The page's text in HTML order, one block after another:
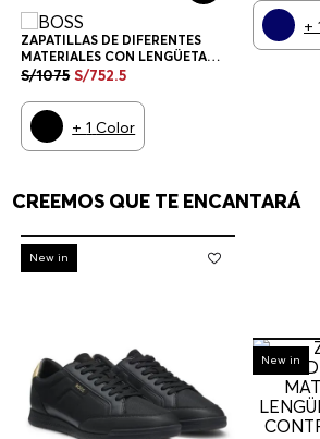
ZAPATILLAS DE DIFERENTES
MATERIALES CON LENGÜETA
TRASERA EN CONTRASTE
S/1075 S/752.5
+1 Color
+
CREEMOS QUE TE ENCANTARÁ
-30%
New in
-30%
New in